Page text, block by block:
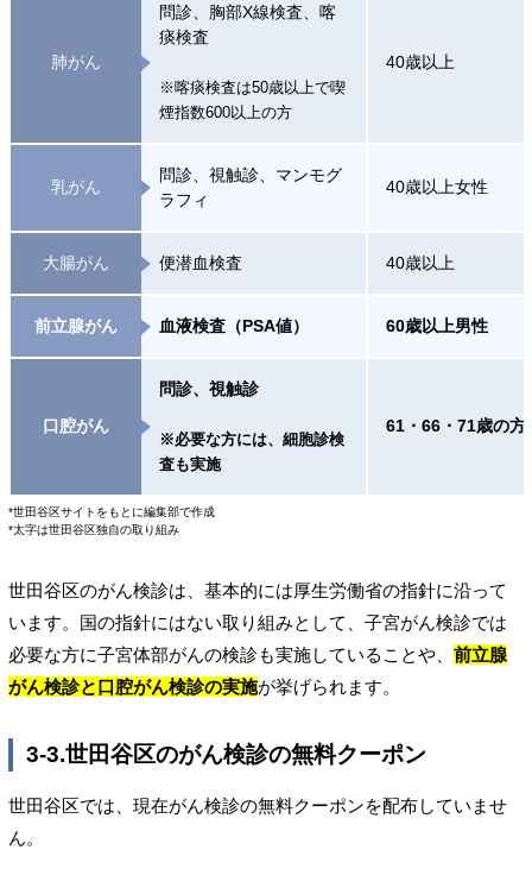
肺がん
問診、胸部X線検査、喀
痰検査
※喀痰検査は50歳以上で喫
煙指数600以上の方
40歳以上
乳がん
問診、視触診、マンモグ
ラフィ
40歳以上女性
大腸がん 便潜血検査 40歳以上
前立腺がん 血液検査（PSA値） 60歳以上男性
口腔がん
問診、視触診
※必要な方には、細胞診検
査も実施
61・66・71歳の方
*世田谷区サイトをもとに編集部で作成
*太字は世田谷区独自の取り組み
世田谷区のがん検診は、基本的には厚生労働省の指針に沿って
います。国の指針にはない取り組みとして、子宮がん検診では
必要な方に子宮体部がんの検診も実施していることや、 前立腺
がん検診と口腔がん検診の実施が挙げられます。
3-3.世田谷区のがん検診の無料クーポン
世田谷区では、現在がん検診の無料クーポンを配布していませ
ん。